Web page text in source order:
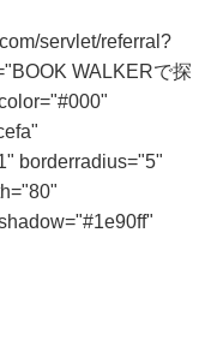
servlet/referral?
WALKERで探
borderradius="5"